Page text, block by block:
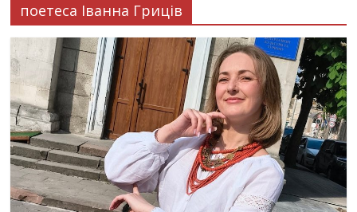
поетеса Іванна Гриців